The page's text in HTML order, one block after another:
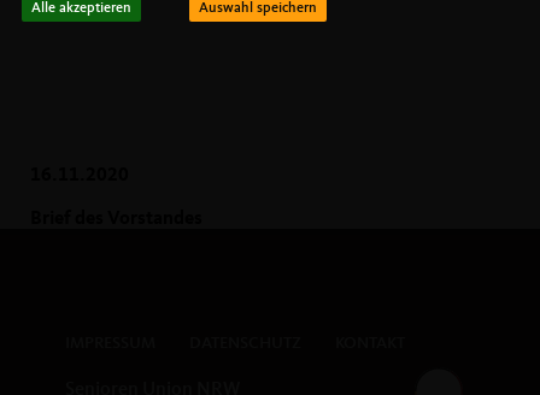
Alle akzeptieren Auswahl speichern